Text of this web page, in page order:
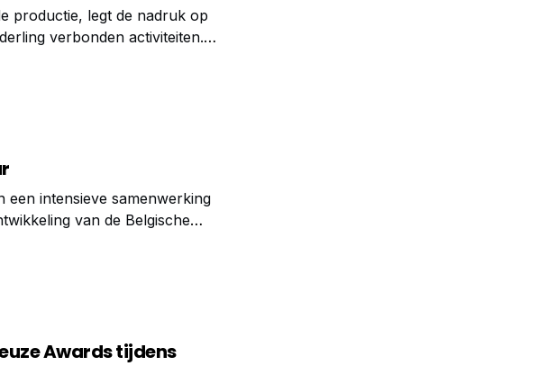
productie, legt de nadruk op
verbonden activiteiten.
revolutie en
een intensieve samenwerking
van de Belgische
een duidelijke groei aan
Awards tijdens